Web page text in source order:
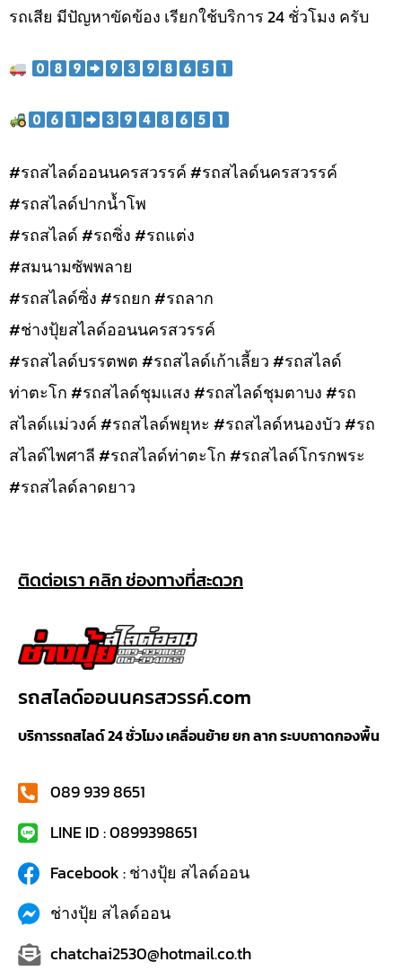
รถเสีย มีปัญหาขัดข้อง เรียกใช้บริการ 24 ชั่วโมง ครับ
#รถสไลด์ออนนครสวรรค์ #รถสไลด์นครสวรรค์
#รถสไลด์ปากน้ำโพ
#รถสไลด์ #รถซิ่ง #รถแต่ง
#สมนามซัพพลาย
#รถสไลด์ซิ่ง #รถยก #รถลาก
#ช่างปุ้ยสไลด์ออนนครสวรรค์
#รถสไลด์บรรตพต #รถสไลด์เก้าเลี้ยว #รถสไลด์
ท่าตะโก #รถสไลด์ชุมเเสง #รถสไลด์ชุมตาบง #รถ
สไลด์เเม่วงค์ #รถสไลด์พยุหะ #รถสไลด์หนองบัว #รถ
สไลด์ไพศาลี #รถสไลด์ท่าตะโก #รถสไลด์โกรกพระ
#รถสไลด์ลาดยาว
ติดต่อเรา คลิก ช่องทางที่สะดวก
รถสไลด์ออนนครสวรรค์.com
บริการรถสไลด์ 24 ชั่วโมง เคลื่อนย้าย ยก ลาก ระบบถาดกองพื้น
089 939 8651
LINE ID : 0899398651
Facebook : ช่างปุ้ย สไลด์ออน
ช่างปุ้ย สไลด์ออน
chatchai2530@hotmail.co.th